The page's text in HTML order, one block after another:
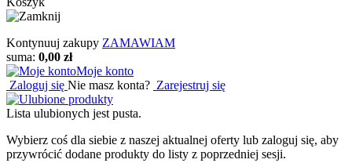
Kontynuuj zakupy ZAMAWIAM
suma: 0,00 zł
Moje konto
Zaloguj się Nie masz konta? Zarejestruj się
Lista ulubionych jest pusta.
Wybierz coś dla siebie z naszej aktualnej oferty lub zaloguj się, aby
przywrócić dodane produkty do listy z poprzedniej sesji.